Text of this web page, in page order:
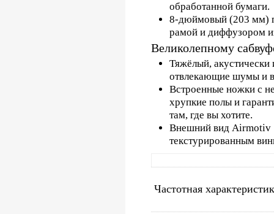
обработанной бумаги.
8-дюймовый (203 мм)
рамой и диффузором
Великолепному
Тяжёлый,
отвлекающие шумы и
Встроенные ножки с
хрупкие полы и
там, где вы хотите.
Внешний вид Airmotiv
текстурированным
Частотная